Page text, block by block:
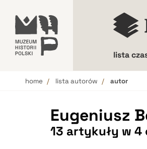
lista
home lista autorów autor
Eugeniusz
13 artykuły w 4